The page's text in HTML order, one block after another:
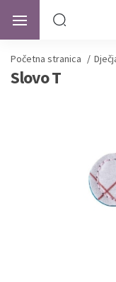
Početna stranica /
Slovo T